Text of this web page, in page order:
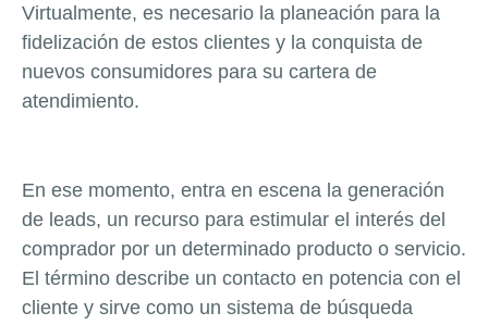
Virtualmente, es necesario la planeación para la
fidelización de estos clientes y la conquista de
nuevos consumidores para su cartera de
atendimiento.
En ese momento, entra en escena la generación
de leads, un recurso para estimular el interés del
comprador por un determinado producto o servicio.
El término describe un contacto en potencia con el
cliente y sirve como un sistema de búsqueda